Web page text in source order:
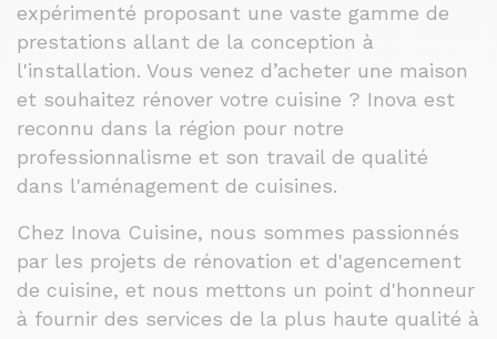
expérimenté proposant une vaste gamme de
prestations allant de la conception à
l'installation. Vous venez d’acheter une maison
et souhaitez rénover votre cuisine ? Inova est
reconnu dans la région pour notre
professionnalisme et son travail de qualité
dans l'aménagement de cuisines.
Chez Inova Cuisine, nous sommes passionnés
par les projets de rénovation et d'agencement
de cuisine, et nous mettons un point d'honneur
à fournir des services de la plus haute qualité à